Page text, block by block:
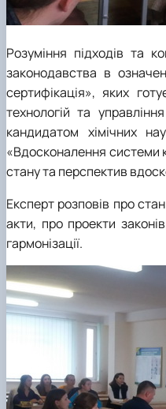
Розуміння підходів та
законодавства в
сертифікація», яких
технологій та
кандидатом хімічних
«Вдосконалення системи
стану та перспектив
Експерт розповів про
акти, про проекти
гармонізації.